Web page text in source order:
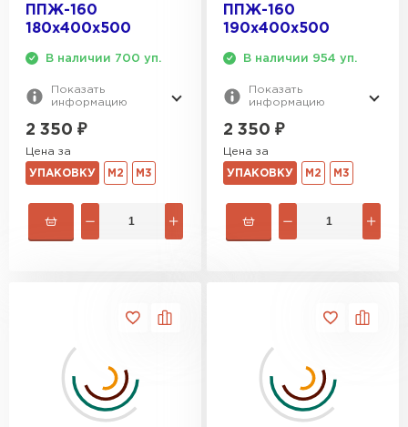
ППЖ-160
180х400х500
В наличии 700 уп.
Показать
информацию
2 350 ₽
Цена за
УПАКОВКУ М2 М3
ППЖ-160
190х400х500
В наличии 954 уп.
Показать
информацию
2 350 ₽
Цена за
УПАКОВКУ М2 М3